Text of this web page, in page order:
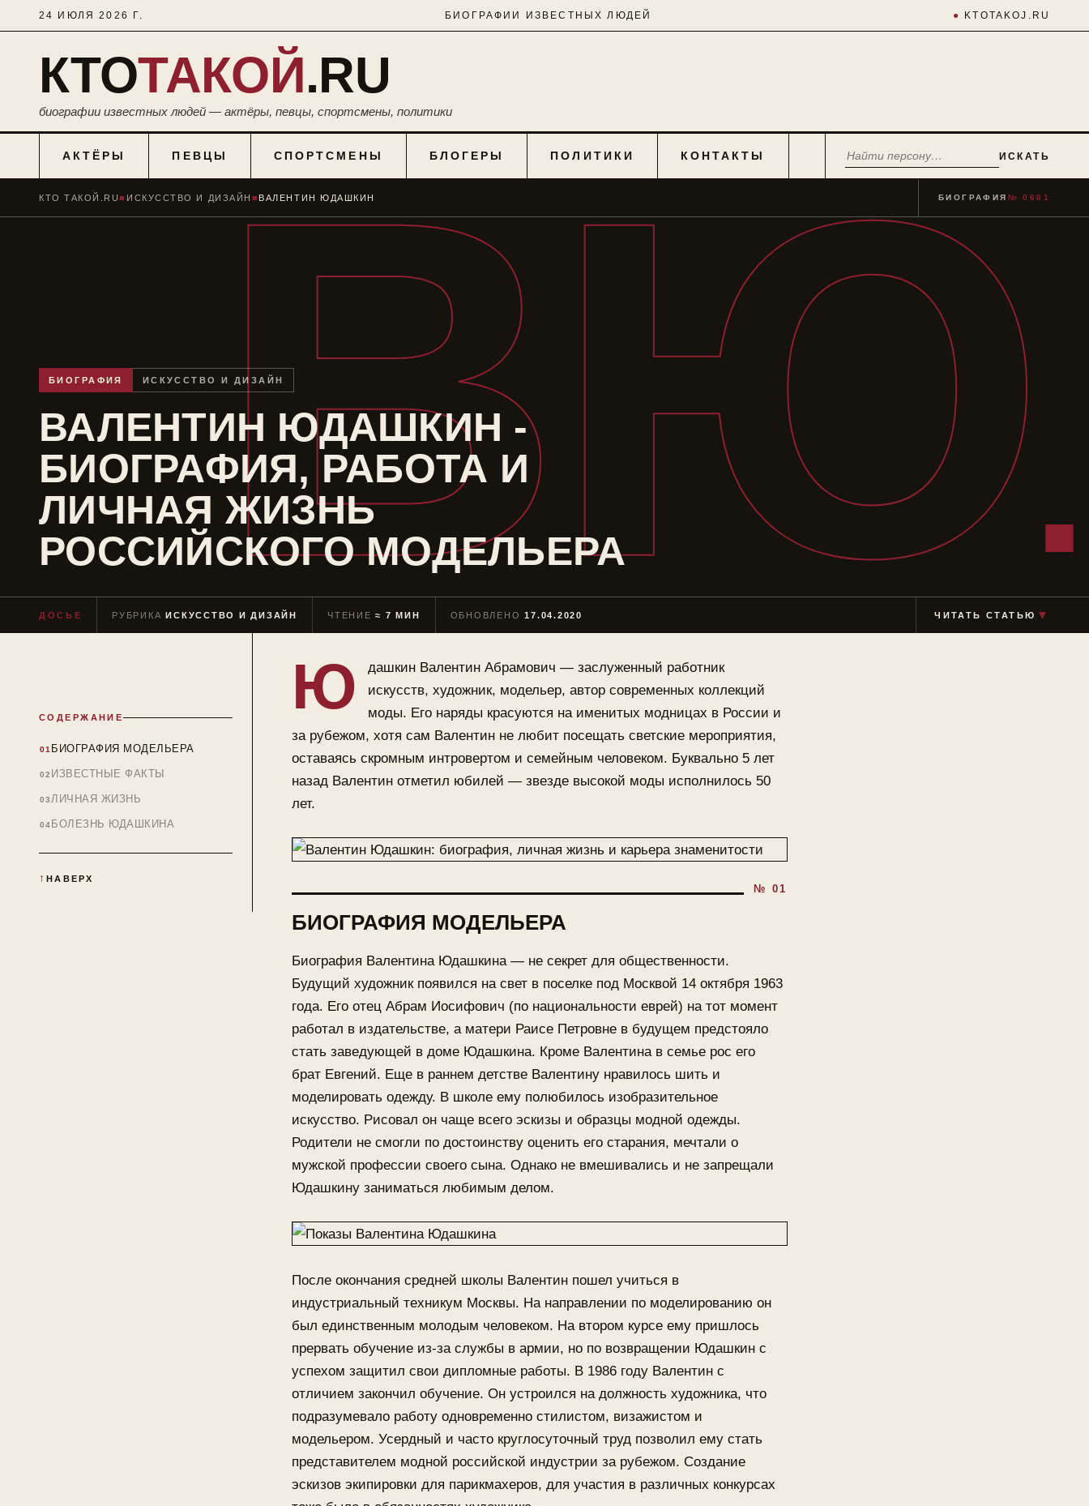
24 ИЮЛЯ 2026 Г. БИОГРАФИИ ИЗВЕСТНЫХ ЛЮДЕЙ ● KTOTAKOJ.RU
КТОТАКОЙ.RU
биографии известных людей — актёры, певцы, спортсмены, политики
АКТЁРЫ ПЕВЦЫ СПОРТСМЕНЫ БЛОГЕРЫ ПОЛИТИКИ КОНТАКТЫ ИСКАТЬ
ВЮ
КТО ТАКОЙ.RU■ ИСКУССТВО И ДИЗАЙН ■ ВАЛЕНТИН ЮДАШКИН БИОГРАФИЯ № 0601
БИОГРАФИЯ ИСКУССТВО И ДИЗАЙН
ВАЛЕНТИН ЮДАШКИН -
БИОГРАФИЯ, РАБОТА И
ЛИЧНАЯ ЖИЗНЬ
РОССИЙСКОГО МОДЕЛЬЕРА
ДОСЬЕ РУБРИКАИСКУССТВО И ДИЗАЙН ЧТЕНИЕ≈ 7 МИН ОБНОВЛЕНО17.04.2020 ЧИТАТЬ СТАТЬЮ ▼
СОДЕРЖАНИЕ
БИОГРАФИЯ МОДЕЛЬЕРА
ИЗВЕСТНЫЕ ФАКТЫ
ЛИЧНАЯ ЖИЗНЬ
БОЛЕЗНЬ ЮДАШКИНА
НАВЕРХ
Ю
дашкин Валентин Абрамович — заслуженный работник
искусств, художник, модельер, автор современных коллекций
моды. Его наряды красуются на именитых модницах в России и
за рубежом, хотя сам Валентин не любит посещать светские мероприятия,
оставаясь скромным интровертом и семейным человеком. Буквально 5 лет
назад Валентин отметил юбилей — звезде высокой моды исполнилось 50
лет.
БИОГРАФИЯ МОДЕЛЬЕРА
Биография Валентина Юдашкина — не секрет для общественности.
Будущий художник появился на свет в поселке под Москвой 14 октября 1963
года. Его отец Абрам Иосифович (по национальности еврей) на тот момент
работал в издательстве, а матери Раисе Петровне в будущем предстояло
стать заведующей в доме Юдашкина. Кроме Валентина в семье рос его
брат Евгений. Еще в раннем детстве Валентину нравилось шить и
моделировать одежду. В школе ему полюбилось изобразительное
искусство. Рисовал он чаще всего эскизы и образцы модной одежды.
Родители не смогли по достоинству оценить его старания, мечтали о
мужской профессии своего сына. Однако не вмешивались и не запрещали
Юдашкину заниматься любимым делом.
После окончания средней школы Валентин пошел учиться в
индустриальный техникум Москвы. На направлении по моделированию он
был единственным молодым человеком. На втором курсе ему пришлось
прервать обучение из-за службы в армии, но по возвращении Юдашкин с
успехом защитил свои дипломные работы. В 1986 году Валентин с
отличием закончил обучение. Он устроился на должность художника, что
подразумевало работу одновременно стилистом, визажистом и
модельером. Усердный и часто круглосуточный труд позволил ему стать
представителем модной российской индустрии за рубежом. Создание
эскизов экипировки для парикмахеров, для участия в различных конкурсах